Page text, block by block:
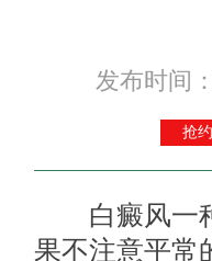
发布时间：
抢
白癜风一种
果不注意平常